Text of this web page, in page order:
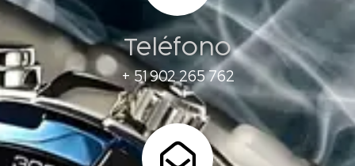
Teléfono
+ 51 902 265 762